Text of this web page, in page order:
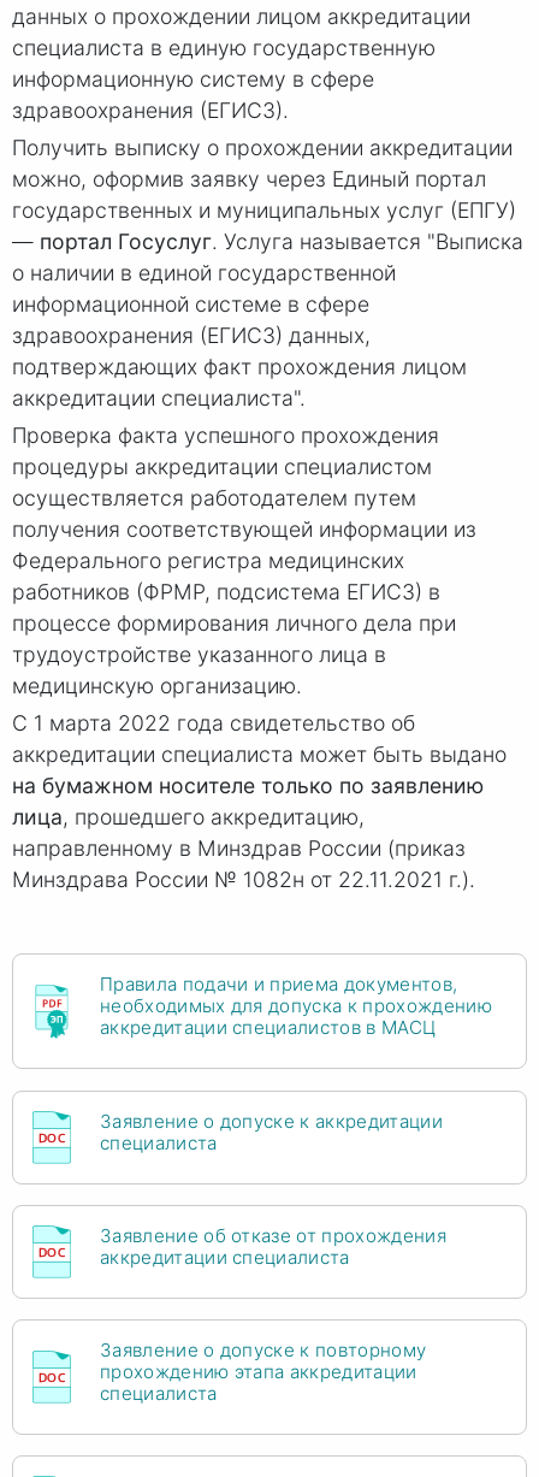
данных о прохождении лицом аккредитации
специалиста в единую государственную
информационную систему в сфере
здравоохранения (ЕГИСЗ).
Получить выписку о прохождении аккредитации
можно, оформив заявку через Единый портал
государственных и муниципальных услуг (ЕПГУ)
— портал Госуслуг. Услуга называется "Выписка
о наличии в единой государственной
информационной системе в сфере
здравоохранения (ЕГИСЗ) данных,
подтверждающих факт прохождения лицом
аккредитации специалиста".
Проверка факта успешного прохождения
процедуры аккредитации специалистом
осуществляется работодателем путем
получения соответствующей информации из
Федерального регистра медицинских
работников (ФРМР, подсистема ЕГИСЗ) в
процессе формирования личного дела при
трудоустройстве указанного лица в
медицинскую организацию.
С 1 марта 2022 года свидетельство об
аккредитации специалиста может быть выдано
на бумажном носителе только по заявлению
лица, прошедшего аккредитацию,
направленному в Минздрав России (приказ
Минздрава России № 1082н от 22.11.2021 г.).
Правила подачи и приема документов,
необходимых для допуска к прохождению
аккредитации специалистов в МАСЦ
Заявление о допуске к аккредитации
специалиста
Заявление об отказе от прохождения
аккредитации специалиста
Заявление о допуске к повторному
прохождению этапа аккредитации
специалиста